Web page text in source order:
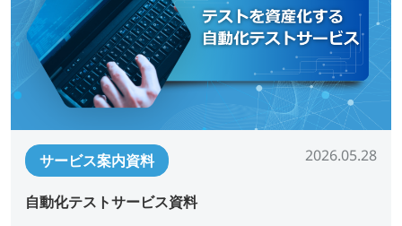
サービス案内資料 2026.05.28
自動化テストサービス資料